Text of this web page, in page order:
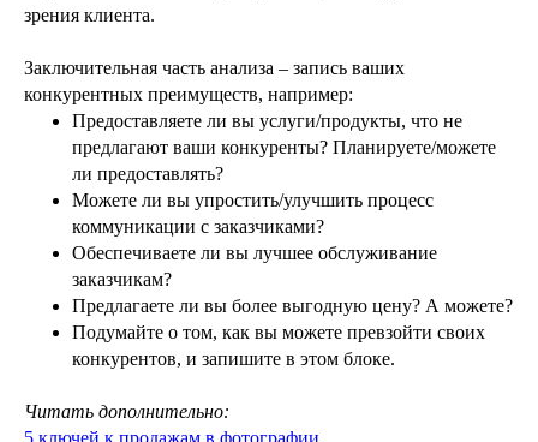
зрения клиента.
Заключительная часть анализа – запись ваших
конкурентных преимуществ, например:
Предоставляете ли вы услуги/продукты, что не
предлагают ваши конкуренты? Планируете/можете
ли предоставлять?
Можете ли вы упростить/улучшить процесс
коммуникации с заказчиками?
Обеспечиваете ли вы лучшее обслуживание
заказчикам?
Предлагаете ли вы более выгодную цену? А можете?
Подумайте о том, как вы можете превзойти своих
конкурентов, и запишите в этом блоке.
Читать дополнительно:
5 ключей к продажам в фотографии